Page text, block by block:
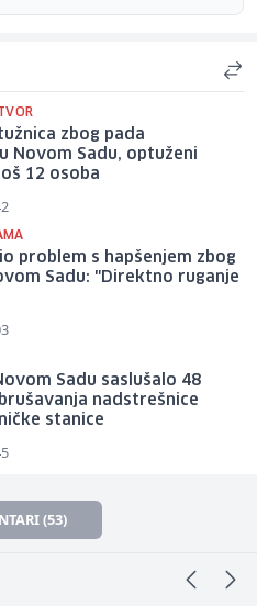
zbog pada
Novom Sadu, optuženi
12 osoba
problem s hapšenjem zbog
Sadu: "Direktno ruganje
Sadu saslušalo 48
nadstrešnice
stanice
(53)